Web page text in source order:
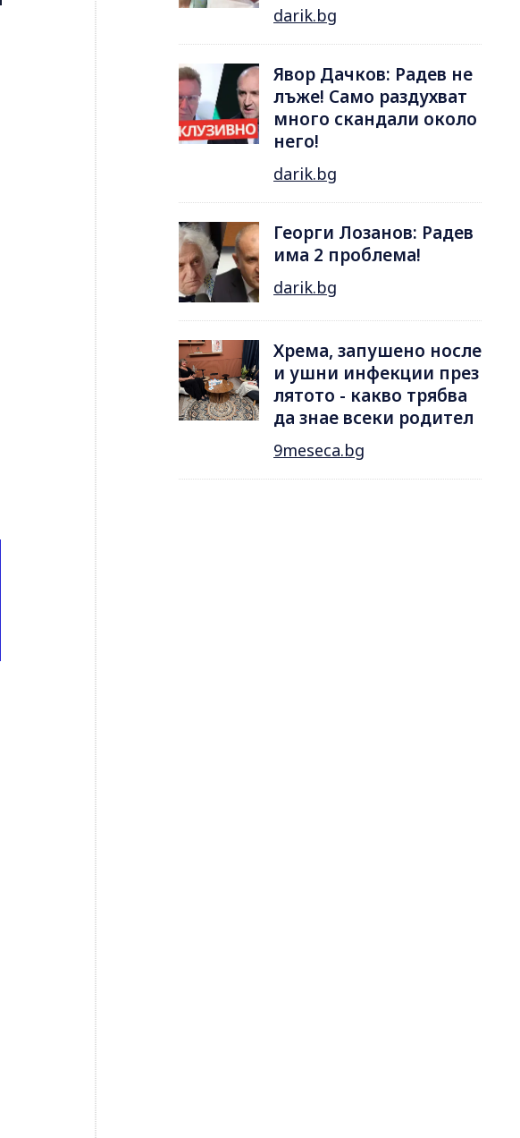
darik.bg
Явор Дачков: Радев не
лъже! Само раздухват
много скандали около
него!
darik.bg
Георги Лозанов: Радев
има 2 проблема!
darik.bg
Хрема, запушено носле
и ушни инфекции през
лятотo - какво трябва
да знае всеки родител
9meseca.bg